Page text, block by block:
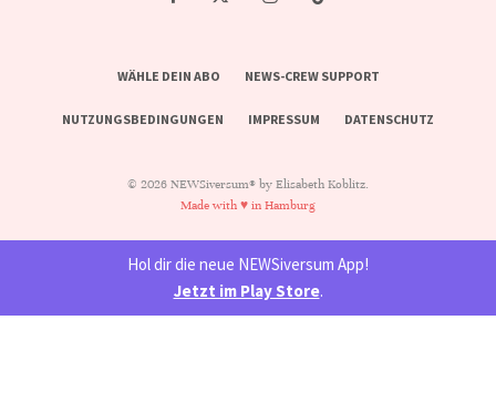
WÄHLE DEIN ABO NEWS-CREW SUPPORT
NUTZUNGSBEDINGUNGEN IMPRESSUM DATENSCHUTZ
© 2026 NEWSiversum® by Elisabeth Koblitz.
Made with ♥ in Hamburg
Hol dir die neue NEWSiversum App!
Jetzt im Play Store.